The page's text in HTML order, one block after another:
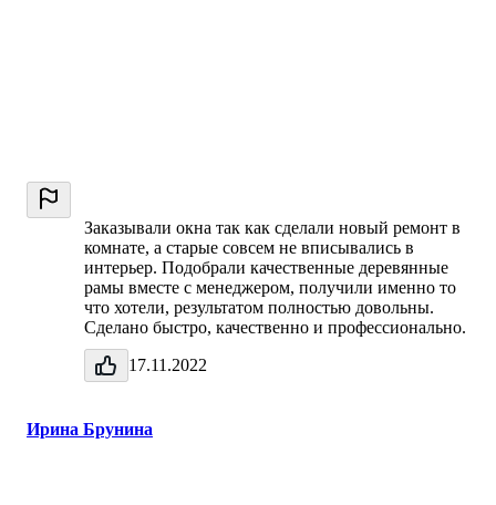
Заказывали окна так как сделали новый ремонт в
комнате, а старые совсем не вписывались в
интерьер. Подобрали качественные деревянные
рамы вместе с менеджером, получили именно то
что хотели, результатом полностью довольны.
Сделано быстро, качественно и профессионально.
17.11.2022
Ирина Брунина